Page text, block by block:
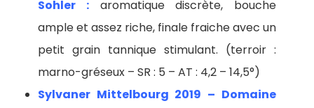
Sohler :aromatique discrète, bouche
ample et assez riche, finale fraiche avec un
petit grain tannique stimulant. (terroir :
marno-gréseux – SR : 5 – AT : 4,2 – 14,5°)
Sylvaner Mittelbourg 2019 – Domaine